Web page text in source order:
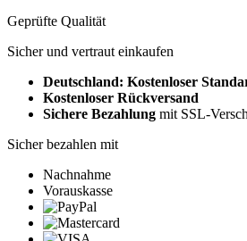
Geprüfte Qualität
Sicher und vertraut einkaufen
Deutschland: Kostenloser
Kostenloser Rückversand
Sichere Bezahlung mit SSL-
Sicher bezahlen mit
Nachnahme
Vorauskasse